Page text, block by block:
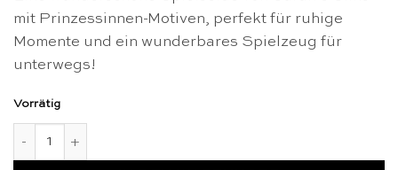
mit Prinzessinnen-Motiven, perfekt für ruhige
Momente und ein wunderbares Spielzeug für
unterwegs!
Vorrätig